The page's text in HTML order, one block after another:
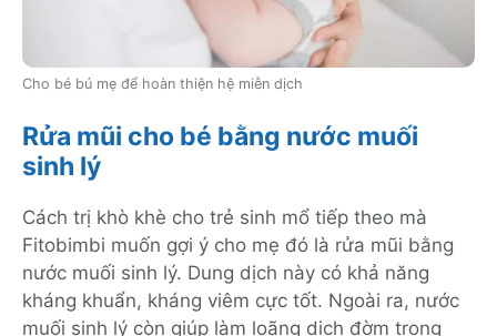
Cho bé bú mẹ để hoàn thiện hệ miễn dịch
Rửa mũi cho bé bằng nước muối
sinh lý
Cách trị khò khè cho trẻ sinh mổ tiếp theo mà
Fitobimbi muốn gợi ý cho mẹ đó là rửa mũi bằng
nước muối sinh lý. Dung dịch này có khả năng
kháng khuẩn, kháng viêm cực tốt. Ngoài ra, nước
muối sinh lý còn giúp làm loãng dịch đờm trong